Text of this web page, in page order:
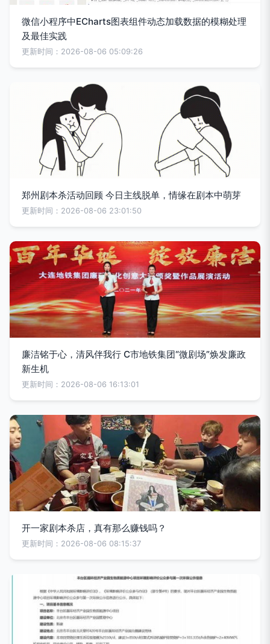
微信小程序中ECharts图表组件动态加载数据的模糊处理
及最佳实践
更新时间：2026-08-06 05:09:26
郑州剧本杀活动回顾 今日主线脱单，情缘在剧本中萌芽
更新时间：2026-08-06 23:01:50
廉洁铭于心，清风伴我行 C市地铁集团“微剧场”焕发廉政
新生机
更新时间：2026-08-06 16:13:01
开一家剧本杀店，真有那么赚钱吗？
更新时间：2026-08-06 08:15:37